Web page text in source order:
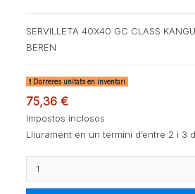
SERVILLETA 40X40 GC CLASS
BEREN
Darreres unitats en inventari
75,36 €
Impostos inclosos
Lliurament en un termini d’entre 2 i 3